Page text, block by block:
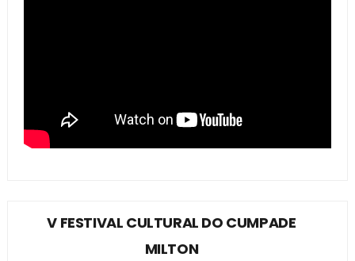
V FESTIVAL CULTURAL DO CUMPADE
MILTON